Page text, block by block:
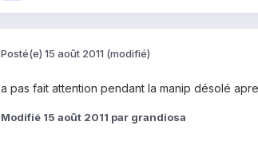
Posté(e) 15 août 2011 (modifié)
a pas fait attention pendant la manip désolé
Modifié 15 août 2011 par grandiosa